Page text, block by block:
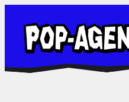
naar
inhoud